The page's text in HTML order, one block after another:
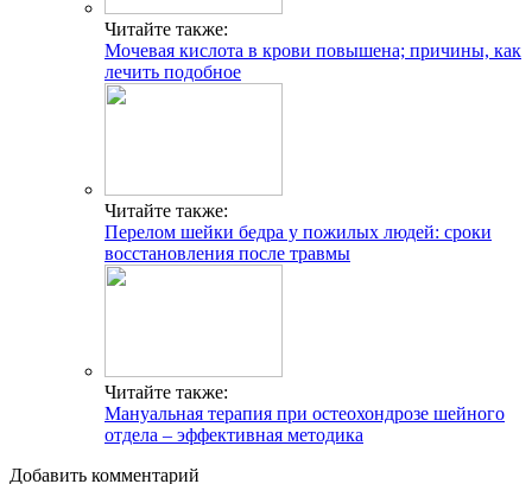
Читайте также:
Мочевая кислота в крови повышена; причины, как
лечить подобное
Читайте также:
Перелом шейки бедра у пожилых людей: сроки
восстановления после травмы
Читайте также:
Мануальная терапия при остеохондрозе шейного
отдела – эффективная методика
Добавить комментарий